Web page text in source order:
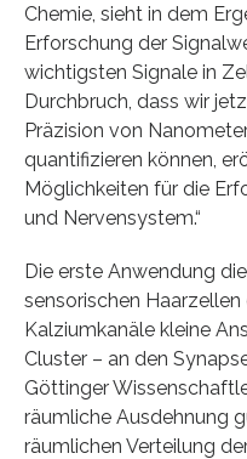
Chemie, sieht in dem
Erforschung der
wichtigsten Signale in
Durchbruch, dass wir
Präzision von
quantifizieren können,
Möglichkeiten für die
und Nervensystem.“
Die erste Anwendung
sensorischen
Kalziumkanäle kleine
Cluster – an den
Göttinger
räumliche Ausdehnung
räumlichen Verteilung